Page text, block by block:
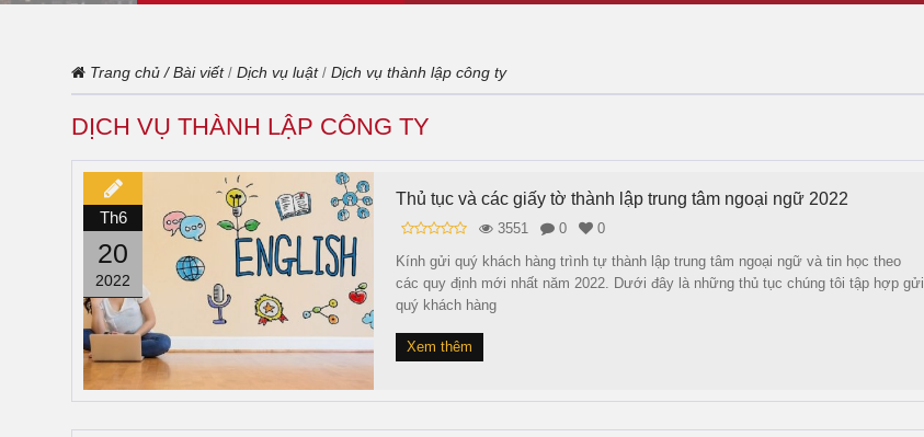
Trang chủ /Bài viết/ Dịch vụ luật/ Dịch vụ thành lập công ty
DỊCH VỤ THÀNH LẬP CÔNG TY
Th6
20
2022
Thủ tục và các giấy tờ thành lập trung tâm ngoại ngữ 2022
3551 0
0
Kính gửi quý khách hàng trình tự thành lập trung tâm ngoại ngữ và tin học theo
các quy định mới nhất năm 2022. Dưới đây là những thủ tục chúng tôi tập hợp gửi
quý khách hàng
Xem thêm